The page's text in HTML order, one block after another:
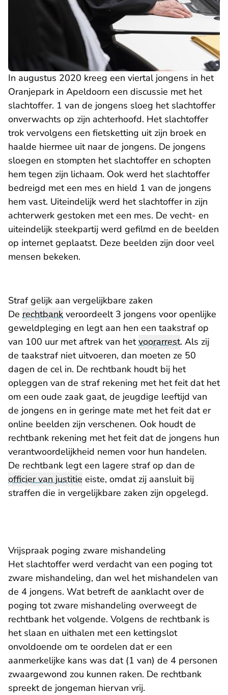
In augustus 2020 kreeg een viertal jongens in het
Oranjepark in Apeldoorn een discussie met het
slachtoffer. 1 van de jongens sloeg het slachtoffer
onverwachts op zijn achterhoofd. Het slachtoffer
trok vervolgens een fietsketting uit zijn broek en
haalde hiermee uit naar de jongens. De jongens
sloegen en stompten het slachtoffer en schopten
hem tegen zijn lichaam. Ook werd het slachtoffer
bedreigd met een mes en hield 1 van de jongens
hem vast. Uiteindelijk werd het slachtoffer in zijn
achterwerk gestoken met een mes. De vecht- en
uiteindelijk steekpartij werd gefilmd en de beelden
op internet geplaatst. Deze beelden zijn door veel
mensen bekeken.
Straf gelijk aan vergelijkbare zaken
De rechtbank veroordeelt 3 jongens voor openlijke
geweldpleging en legt aan hen een taakstraf op
van 100 uur met aftrek van hetvoorarrest. Als zij
de taakstraf niet uitvoeren, dan moeten ze 50
dagen de cel in. De rechtbank houdt bij het
opleggen van de straf rekening met het feit dat het
om een oude zaak gaat, de jeugdige leeftijd van
de jongens en in geringe mate met het feit dat er
online beelden zijn verschenen. Ook houdt de
rechtbank rekening met het feit dat de jongens hun
verantwoordelijkheid nemen voor hun handelen.
De rechtbank legt een lagere straf op dan de
officier van justitie eiste, omdat zij aansluit bij
straffen die in vergelijkbare zaken zijn opgelegd.
Vrijspraak poging zware mishandeling
Het slachtoffer werd verdacht van een poging tot
zware mishandeling, dan wel het mishandelen van
de 4 jongens. Wat betreft de aanklacht over de
poging tot zware mishandeling overweegt de
rechtbank het volgende. Volgens de rechtbank is
het slaan en uithalen met een kettingslot
onvoldoende om te oordelen dat er een
aanmerkelijke kans was dat (1 van) de 4 personen
zwaargewond zou kunnen raken. De rechtbank
spreekt de jongeman hiervan vrij.